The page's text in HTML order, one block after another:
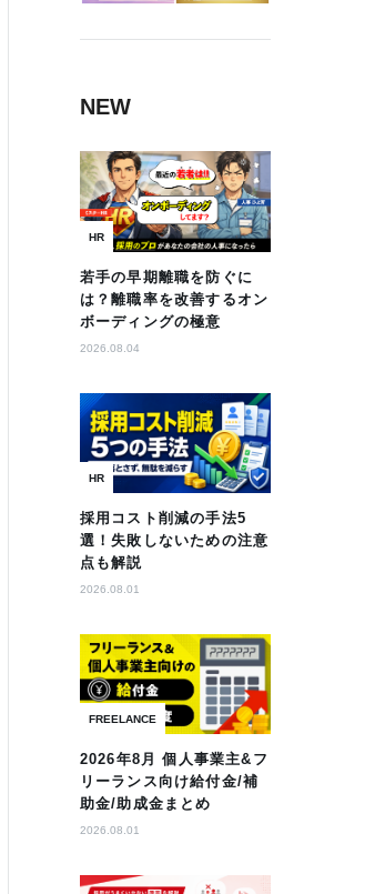
NEW
HR
若手の早期離職を防ぐに
は？離職率を改善するオン
ボーディングの極意
2026.08.04
HR
採用コスト削減の手法5
選！失敗しないための注意
点も解説
2026.08.01
FREELANCE
2026年8月 個人事業主&フ
リーランス向け給付金/補
助金/助成金まとめ
2026.08.01